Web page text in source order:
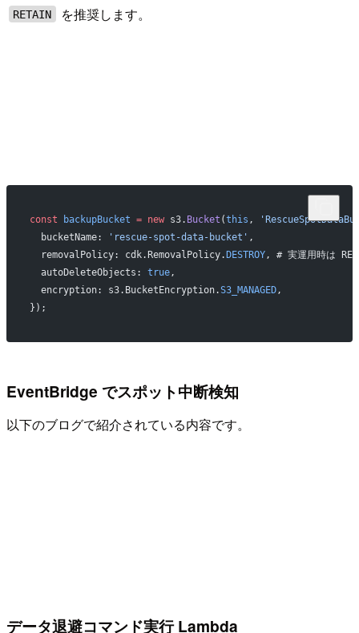
RETAIN を推奨します。
const backupBucket = new s3. Bucket (this ,
  bucketName:
'rescue-spot-data-bucket' ,
  removalPolicy: cdk.RemovalPolicy.
DESTROY, # 実運用時は
  autoDeleteObjects:
true,
  encryption: s3.BucketEncryption.
S3_MANAGED,
});
EventBridge でスポット中断検知
以下のブログで紹介されている内容です。
データ退避コマンド実行 Lambda